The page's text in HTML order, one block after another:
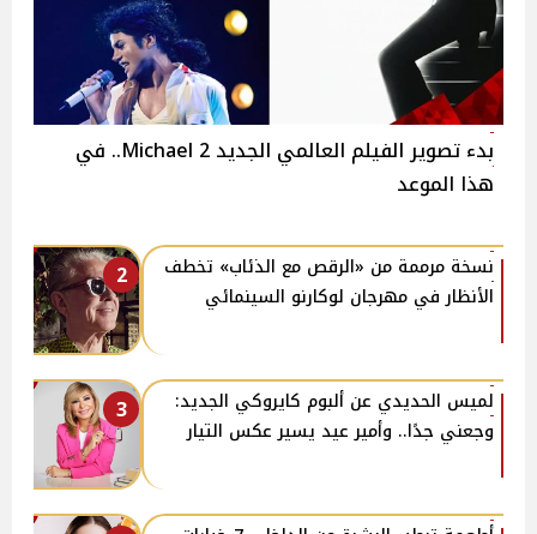
بدء تصوير الفيلم العالمي الجديد 2 Michael.. في
هذا الموعد
2
نسخة مرممة من «الرقص مع الذئاب» تخطف
الأنظار في مهرجان لوكارنو السينمائي
3
لميس الحديدي عن ألبوم كايروكي الجديد:
وجعني جدًا.. وأمير عيد يسير عكس التيار